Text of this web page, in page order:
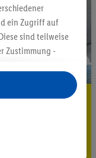
ein Zugriff auf
sind teilweise
Zustimmung -
IAB TCF
Werbung
werden